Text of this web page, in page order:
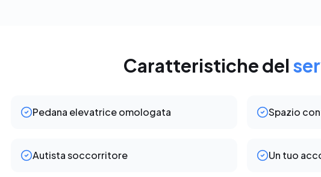
Caratteristiche del
Pedana elevatrice omologata Spazio
Autista soccorritore Un tuo